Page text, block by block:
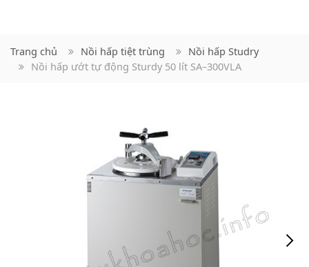
Trang chủ Nồi hấp tiệt trùng
Nồi hấp Studry
Nồi hấp ướt tự động Sturdy 50 lít SA–300VLA